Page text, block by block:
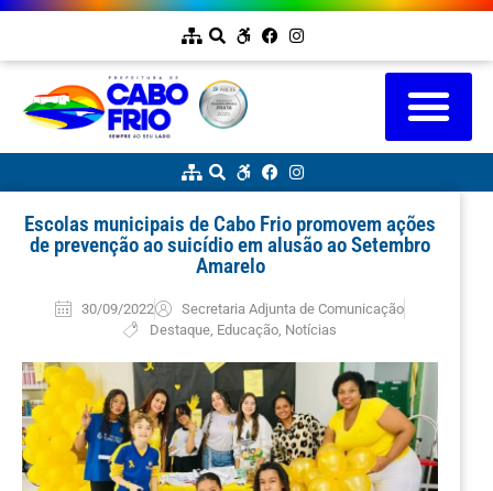
Escolas municipais de Cabo Frio promovem ações
de prevenção ao suicídio em alusão ao Setembro
Amarelo
30/09/2022
Secretaria Adjunta de Comunicação
Destaque, Educação, Notícias